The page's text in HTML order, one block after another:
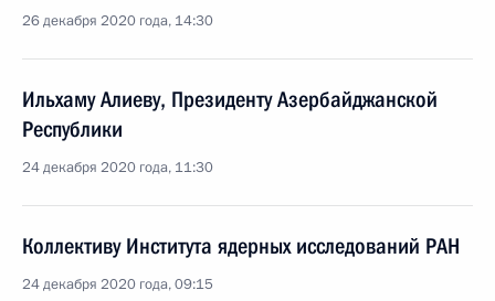
26 декабря 2020 года, 14:30
Ильхаму Алиеву, Президенту Азербайджанской
Республики
24 декабря 2020 года, 11:30
Коллективу Института ядерных исследований РАН
24 декабря 2020 года, 09:15